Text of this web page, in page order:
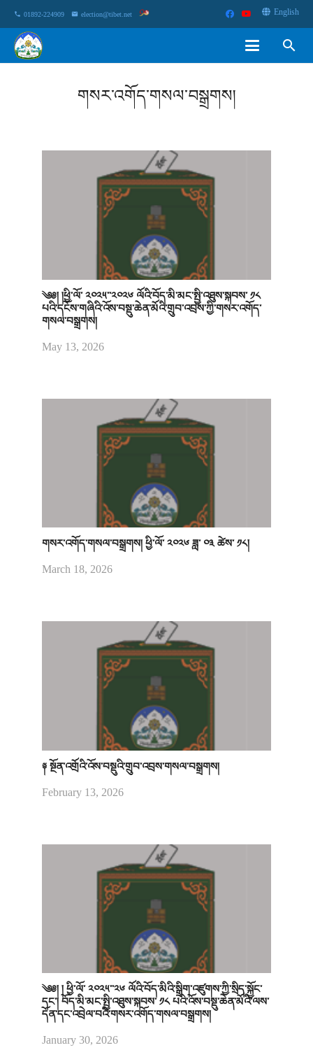
phone 01892-224909 email election@tibet.net English
search
གསར་འགོད་གསལ་བསྒྲགས།
༄༅། །ཕྱི་ལོ་ ༢༠༢༥་་༢༠༢༦ ལོའི་བོད་མི་མང་སྤྱི་འཐུས་སྐབས་ ༡༨
པའི་དངོས་གཞིའི་འོས་བསྡུ་ཆེན་མོའི་གྲུབ་འབྲས་ཀྱི་གསར་འགོད་
གསལ་བསྒྲགས།
May 13, 2026
གསར་འགོད་གསལ་བསྒྲགས། ཕྱི་ལོ་ ༢༠༢༦ ཟླ་ ༠༣ ཚེས་ ༡༨།
March 18, 2026
༈ སྔོན་འགྲོའི་འོས་བསྡུའི་གྲུབ་འབྲས་གསལ་བསྒྲགས།
February 13, 2026
༄༅། ། ཕྱི་ལོ་ ༢༠༢༥་་༢༦ ལོའི་བོད་མིའི་སྒྲིག་འཛུགས་ཀྱི་སྲིད་སྐྱོང་
དང་། བོད་མི་མང་སྤྱི་འཐུས་སྐབས་ ༡༨ པའི་འོས་བསྡུ་ཆེན་མོའི་ལས་
དོན་དང་འབྲེལ་བའི་གསར་འགོད་གསལ་བསྒྲགས།
January 30, 2026